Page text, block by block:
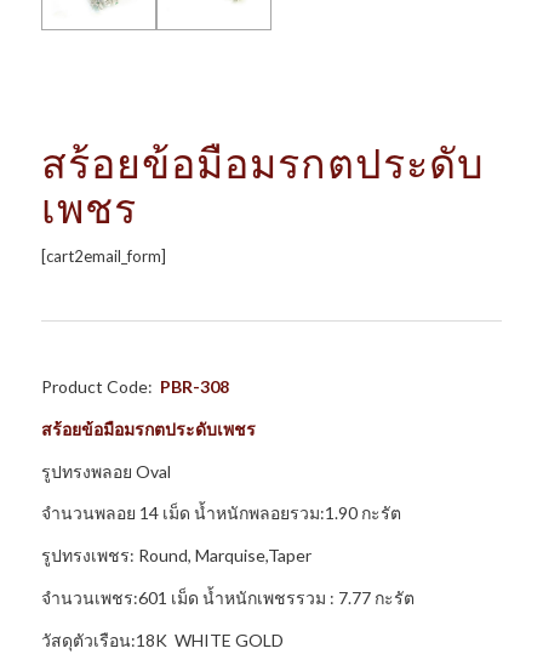
สร้อยข้อมือมรกตประดับ
เพชร
[cart2email_form]
Product Code: PBR-308
สร้อยข้อมือมรกตประดับเพชร
รูปทรงพลอย Oval
จำนวนพลอย 14 เม็ด น้ำหนักพลอยรวม:1.90 กะรัต
รูปทรงเพชร: Round, Marquise,Taper
จำนวนเพชร:601 เม็ด น้ำหนักเพชรรวม : 7.77 กะรัต
วัสดุตัวเรือน:18K WHITE GOLD